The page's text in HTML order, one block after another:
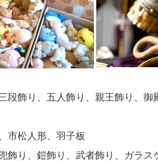
段飾り、五人飾り、親王飾り、
市松人形、羽子板
飾り、鎧飾り、武者飾り、ガラス